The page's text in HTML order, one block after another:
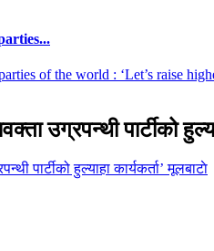
उग्रपन्थी पार्टीको
मूलबाटाे